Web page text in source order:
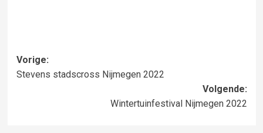
Bericht
navigatie
Vorige:
Stevens stadscross Nijmegen 2022
Volgende:
Wintertuinfestival Nijmegen 2022